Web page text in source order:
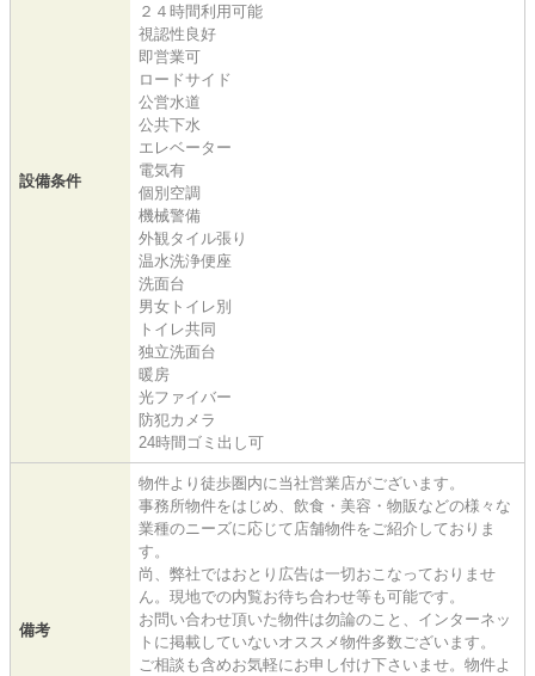
設備条件
２４時間利用可能
視認性良好
即営業可
ロードサイド
公営水道
公共下水
エレベーター
電気有
個別空調
機械警備
外観タイル張り
温水洗浄便座
洗面台
男女トイレ別
トイレ共同
独立洗面台
暖房
光ファイバー
防犯カメラ
24時間ゴミ出し可
備考
物件より徒歩圏内に当社営業店がございます。
事務所物件をはじめ、飲食・美容・物販などの様々な
業種のニーズに応じて店舗物件をご紹介しておりま
す。
尚、弊社ではおとり広告は一切おこなっておりませ
ん。現地での内覧お待ち合わせ等も可能です。
お問い合わせ頂いた物件は勿論のこと、インターネッ
トに掲載していないオススメ物件多数ございます。
ご相談も含めお気軽にお申し付け下さいませ。物件よ